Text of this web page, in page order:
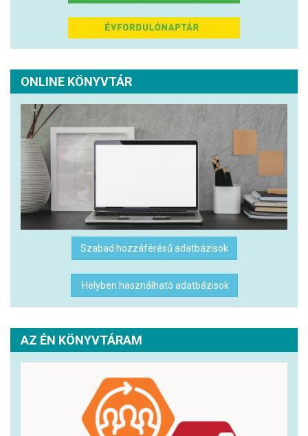
ONLINE KÖNYVTÁR
Szabad hozzáférésű adatbázisok
Helyben használható adatbázisok
AZ ÉN KÖNYVTÁRAM